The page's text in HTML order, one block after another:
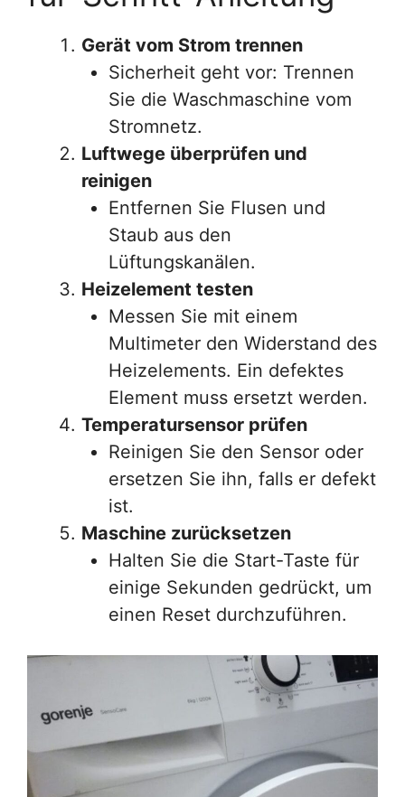
Gerät vom Strom trennen
Sicherheit geht vor: Trennen
Sie die Waschmaschine vom
Stromnetz.
Luftwege überprüfen und
reinigen
Entfernen Sie Flusen und
Staub aus den
Lüftungskanälen.
Heizelement testen
Messen Sie mit einem
Multimeter den Widerstand des
Heizelements. Ein defektes
Element muss ersetzt werden.
Temperatursensor prüfen
Reinigen Sie den Sensor oder
ersetzen Sie ihn, falls er defekt
ist.
Maschine zurücksetzen
Halten Sie die Start-Taste für
einige Sekunden gedrückt, um
einen Reset durchzuführen.